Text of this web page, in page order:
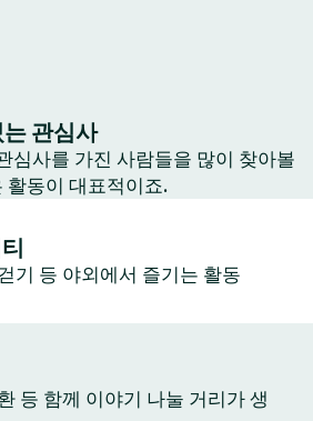
관심사
심사를 가진 사람들을 많이 찾아볼
활동이 대표적이죠.
기 등 야외에서 즐기는 활동
등 함께 이야기 나눌 거리가 생